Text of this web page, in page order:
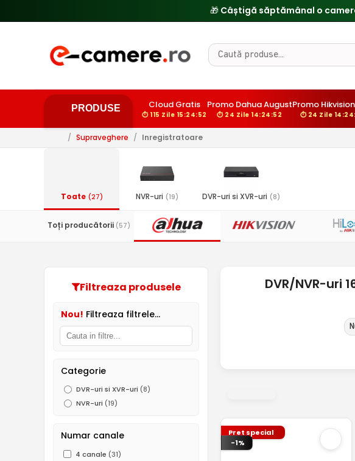
PRODUSE Cloud Gratis
⏱ 115 Zile 15:24:51
Promo Dahua August
⏱ 24 Zile 14:24:51
Promo Hikvision
⏱ 24 Zile
/ Supraveghere / Inregistratoare
Toate (27) NVR-uri (19) DVR-uri si XVR-uri (8)
Toți producătorii (57)
Filtreaza produsele
Nou! Filtreaza filtrele...
Categorie
DVR-uri si XVR-uri (8)
NVR-uri (19)
Numar canale
4 canale (31)
DVR/NVR-uri
Pret special
-1%